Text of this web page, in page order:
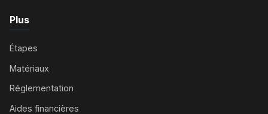
Plus
Étapes
Matériaux
Réglementation
Aides financières